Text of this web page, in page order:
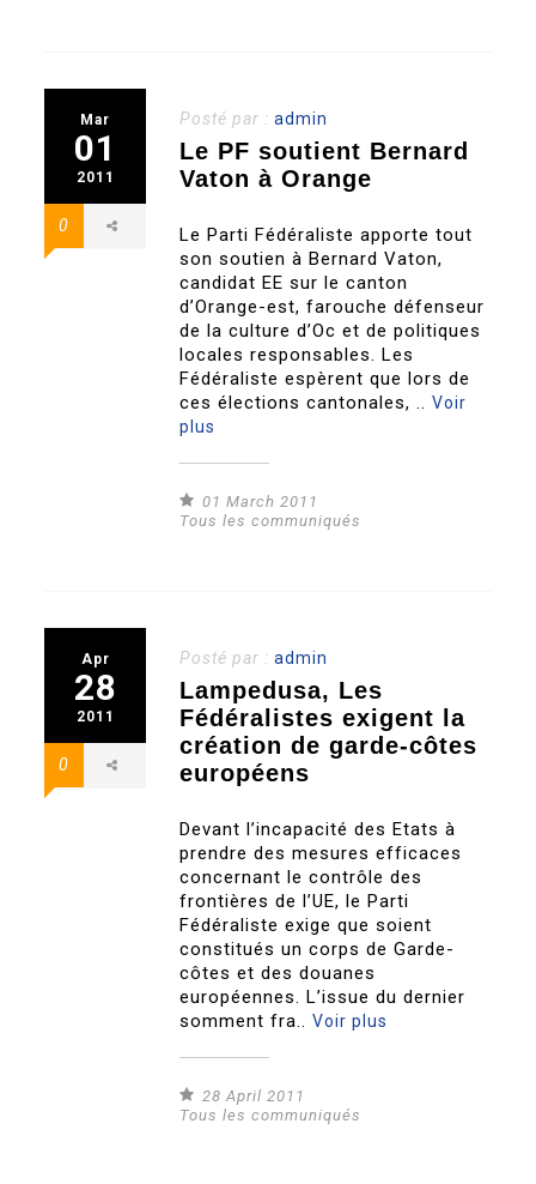
Mar
01
2011
0
Posté par :admin
Le PF soutient Bernard
Vaton à Orange
Le Parti Fédéraliste apporte tout
son soutien à Bernard Vaton,
candidat EE sur le canton
d’Orange-est, farouche défenseur
de la culture d’Oc et de politiques
locales responsables. Les
Fédéraliste espèrent que lors de
ces élections cantonales, ..Voir
plus
01 March 2011
Tous les communiqués
Apr
28
2011
0
Posté par :admin
Lampedusa, Les
Fédéralistes exigent la
création de garde-côtes
européens
Devant l’incapacité des Etats à
prendre des mesures efficaces
concernant le contrôle des
frontières de l’UE, le Parti
Fédéraliste exige que soient
constitués un corps de Garde-
côtes et des douanes
européennes. L’issue du dernier
somment fra..Voir plus
28 April 2011
Tous les communiqués